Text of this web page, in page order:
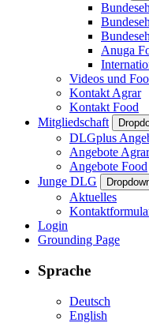
Anuga
Videos und
Kontakt Agrar
Kontakt Food
Mitgliedschaft
DLGplus
Angebote Agrar
Angebote Food
Junge DLG
Aktuelles
Login
Grounding Page
Sprache
Deutsch
English